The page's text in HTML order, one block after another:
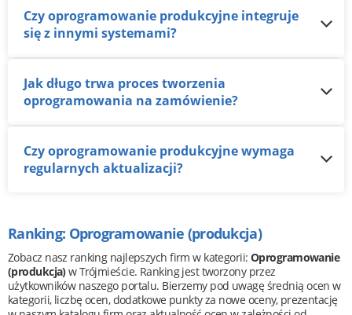
Czy oprogramowanie produkcyjne integruje
się z innymi systemami?
Jak długo trwa proces tworzenia
oprogramowania na zamówienie?
Czy oprogramowanie produkcyjne wymaga
regularnych aktualizacji?
Ranking: Oprogramowanie (produkcja)
Zobacz nasz ranking najlepszych firm w kategorii: Oprogramowanie
(produkcja)w Trójmieście. Ranking jest tworzony przez
użytkowników naszego portalu. Bierzemy pod uwagę średnią ocen w
kategorii, liczbę ocen, dodatkowe punkty za nowe oceny, prezentację